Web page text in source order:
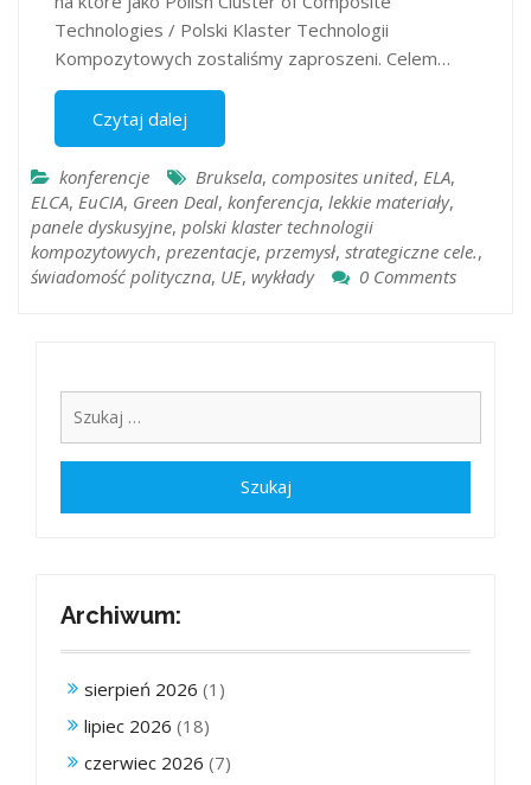
Technologies / Polski Klaster Technologii
Kompozytowych zostaliśmy zaproszeni. Celem…
Czytaj dalej
konferencje Bruksela, composites united, ELA,
ELCA, EuCIA, Green Deal, konferencja, lekkie materiały,
panele dyskusyjne, polski klaster technologii
kompozytowych, prezentacje, przemysł, strategiczne cele.,
świadomość polityczna, UE, wykłady 0 Comments
Archiwum:
sierpień 2026 (1)
lipiec 2026 (18)
czerwiec 2026 (7)